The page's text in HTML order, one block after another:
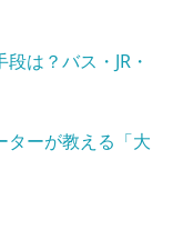
は？バス・JR・
ターが教える「大